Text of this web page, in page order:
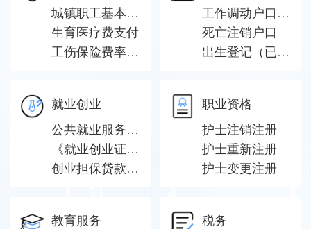
城镇职工基本养老保险关系转移接续申请
生育医疗费支付
工伤保险费率核定
工作调动户口迁移
死亡注销户口
出生登记（已婚学生夫妻双方户口均属高校集体户口的）
就业创业
公共就业服务专项活动
《就业创业证》（《就业失业登记证》）查询、核验
创业担保贷款申请
职业资格
护士注销注册
护士重新注册
护士变更注册
教育服务
税务